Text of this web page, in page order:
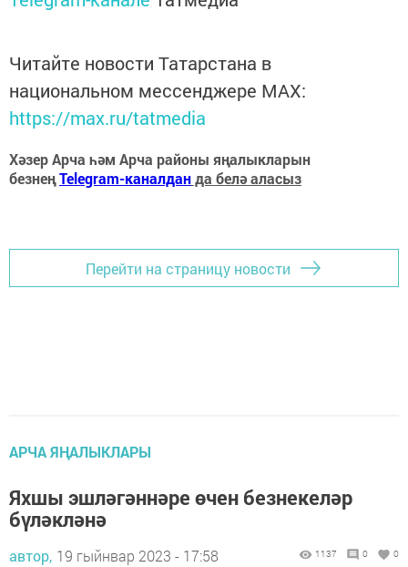
Читайте новости Татарстана в
национальном мессенджере MАХ:
https://max.ru/tatmedia
Хәзер Арча һәм Арча районы яңалыкларын
безнеңTelegram-каналданда белә аласыз
Перейти на страницу новости
АРЧА ЯҢАЛЫКЛАРЫ
Яхшы эшләгәннәре өчен безнекеләр
бүләкләнә
автор, 19 гыйнвар 2023 - 17:58 1137 0 0